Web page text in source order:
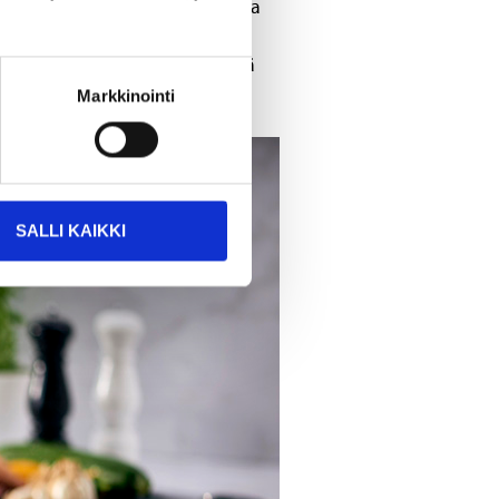
Markkinointi
SALLI KAIKKI
elämiseen. Biltemasta
kokkaamisesta ja keittiössä